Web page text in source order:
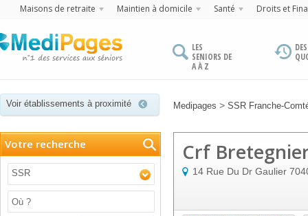
Maisons de retraite Maintien à domicile Santé Droits et
LES
SENIORS DE
A À Z
Voir établissements à proximité Medipages > SSR Franche-
Votre recherche
SSR
Crf
14 Rue Du Dr Gaulier